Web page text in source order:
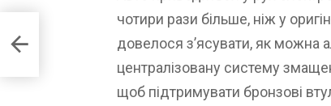
чотири рази більше, ніж у
довелося з’ясувати, як
централізовану систему
щоб підтримувати бронзові